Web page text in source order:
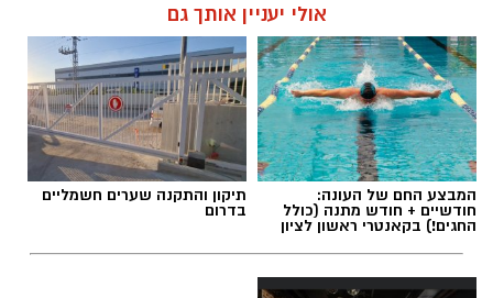
תגים: הפגנות חרדיים גיוס לצה"ל
אולי יעניין אותך גם
המבצע החם של העונה:
חודשיים + חודש מתנה (כולל
החגים!) בקאנטרי ראשון לציון
תיקון והתקנה שערים חשמליים
בדרום